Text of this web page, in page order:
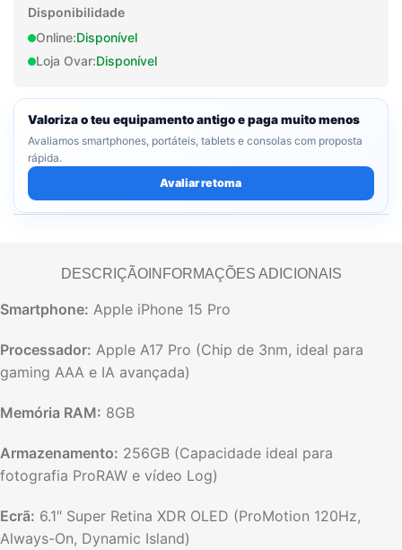
Disponibilidade
Online:Disponível
Loja Ovar:Disponível
Valoriza o teu equipamento antigo e paga muito menos
Avaliamos smartphones, portáteis, tablets e consolas com proposta
rápida.
Avaliar retoma
DESCRIÇÃOINFORMAÇÕES ADICIONAIS
Smartphone: Apple iPhone 15 Pro
Processador: Apple A17 Pro (Chip de 3nm, ideal para
gaming AAA e IA avançada)
Memória RAM: 8GB
Armazenamento: 256GB (Capacidade ideal para
fotografia ProRAW e vídeo Log)
Ecrã: 6.1″ Super Retina XDR OLED (ProMotion 120Hz,
Always-On, Dynamic Island)